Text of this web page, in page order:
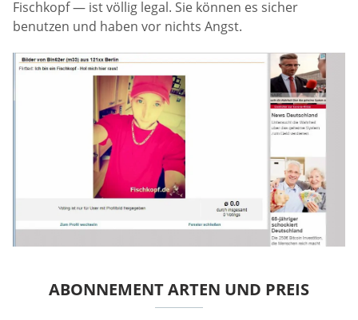
Fischkopf — ist völlig legal. Sie können es sicher
benutzen und haben vor nichts Angst.
ABONNEMENT ARTEN UND PREIS